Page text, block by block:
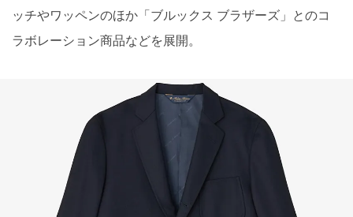
ッチやワッペンのほか「ブルックス ブラザーズ」とのコ
ラボレーション商品などを展開。